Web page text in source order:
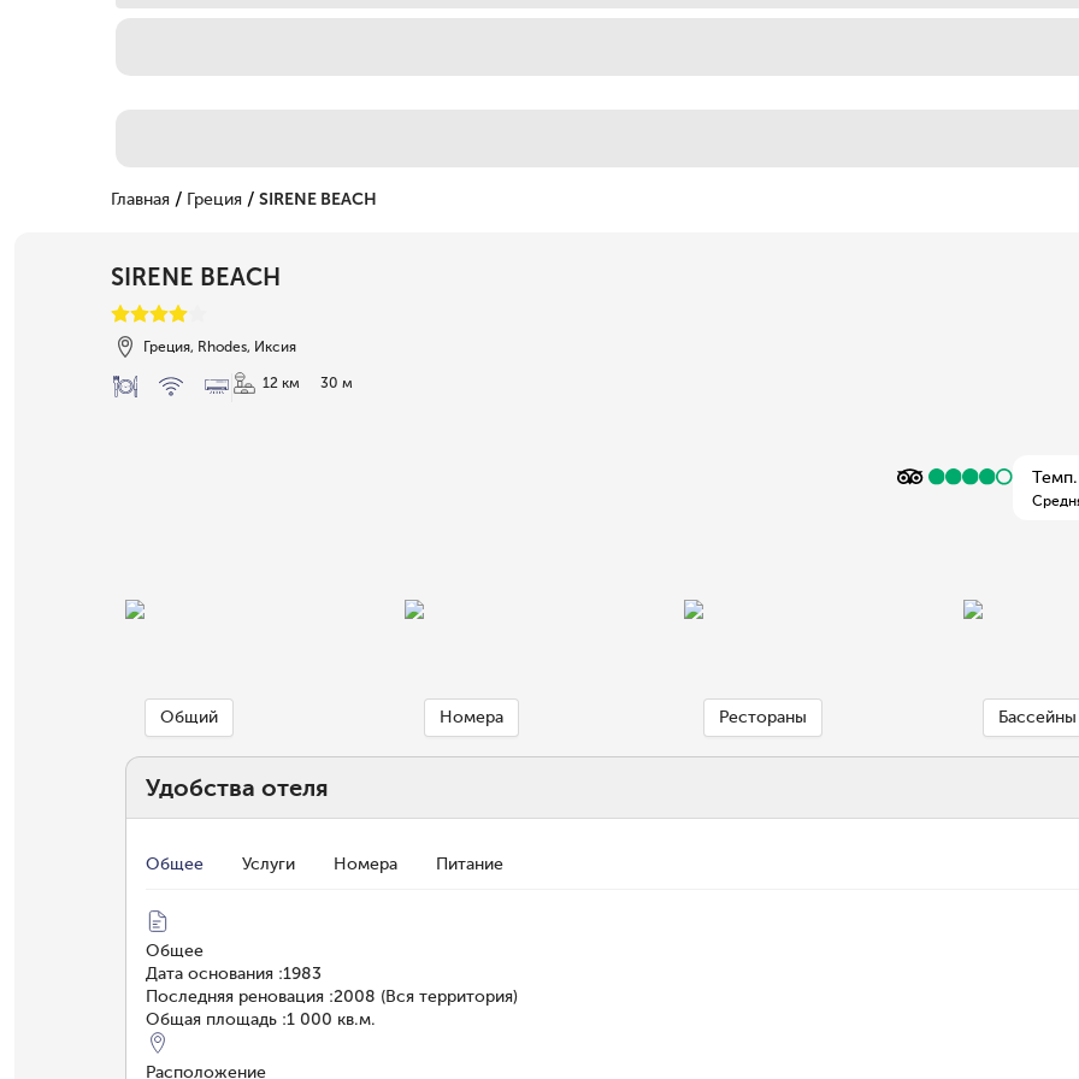
Главная / Греция / SIRENE BEACH
SIRENE BEACH
Греция, Rhodes, Иксия
12 км 30 м
Темп.
Общий Номера Рестораны Бассейны
Удобства отеля
Общее Услуги Номера Питание
Общее
Дата основания :1983
Последняя реновация :2008 (Вся территория)
Общая площадь :1 000 кв.м.
Расположение